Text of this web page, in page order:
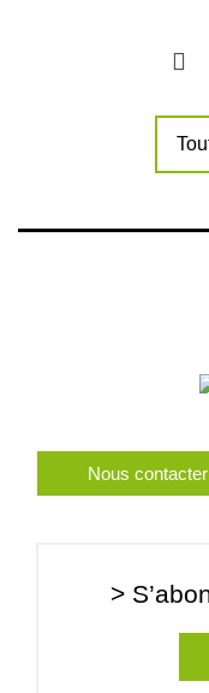
Nous contacter
>